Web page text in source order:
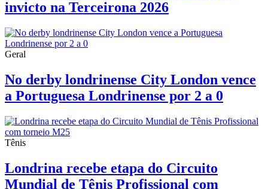
invicto na Terceirona 2026
Geral
No derby londrinense City London vence
a Portuguesa Londrinense por 2 a 0
Tênis
Londrina recebe etapa do Circuito
Mundial de Tênis Profissional com